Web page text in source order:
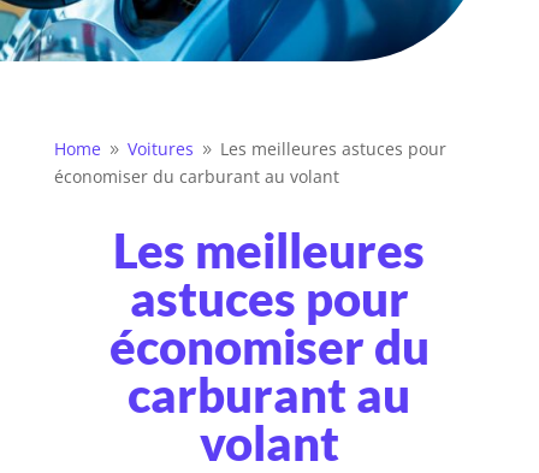
Home 9 Voitures 9 Les meilleures astuces pour
économiser du carburant au volant
Les meilleures
astuces pour
économiser du
carburant au
volant